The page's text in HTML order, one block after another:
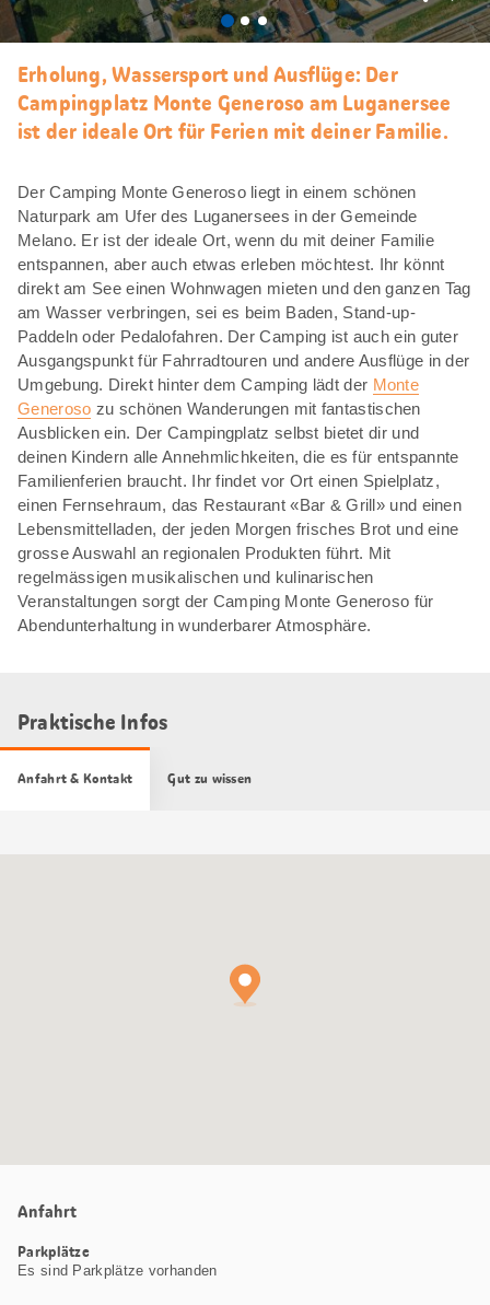
Als
Erholung, Wassersport und Ausflüge: Der
Campingplatz Monte Generoso am Luganersee
ist der ideale Ort für Ferien mit deiner Familie.
Der Camping Monte Generoso liegt in einem schönen
Naturpark am Ufer des Luganersees in der Gemeinde
Melano. Er ist der ideale Ort, wenn du mit deiner Familie
entspannen, aber auch etwas erleben möchtest. Ihr könnt
direkt am See einen Wohnwagen mieten und den ganzen Tag
am Wasser verbringen, sei es beim Baden, Stand-up-
Paddeln oder Pedalofahren. Der Camping ist auch ein guter
Ausgangspunkt für Fahrradtouren und andere Ausflüge in der
Umgebung. Direkt hinter dem Camping lädt der Monte
Generoso zu schönen Wanderungen mit fantastischen
Ausblicken ein. Der Campingplatz selbst bietet dir und
deinen Kindern alle Annehmlichkeiten, die es für entspannte
Familienferien braucht. Ihr findet vor Ort einen Spielplatz,
einen Fernsehraum, das Restaurant «Bar & Grill» und einen
Lebensmittelladen, der jeden Morgen frisches Brot und eine
grosse Auswahl an regionalen Produkten führt. Mit
regelmässigen musikalischen und kulinarischen
Veranstaltungen sorgt der Camping Monte Generoso für
Abendunterhaltung in wunderbarer Atmosphäre.
Praktische Infos
Anfahrt & Kontakt Gut zu wissen
Anfahrt
Parkplätze
Es sind Parkplätze vorhanden